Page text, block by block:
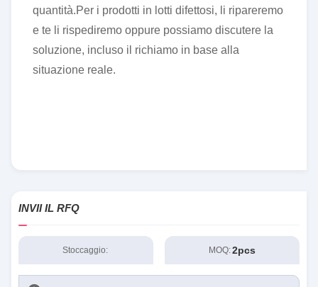
quantità.Per i prodotti in lotti difettosi, li ripareremo
e te li rispediremo oppure possiamo discutere la
soluzione, incluso il richiamo in base alla
situazione reale.
INVII IL RFQ
Stoccaggio: MOQ:2pcs